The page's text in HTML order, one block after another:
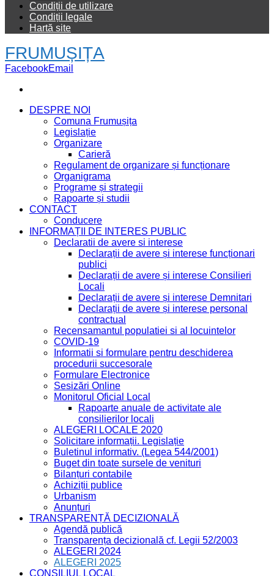
Condiții de utilizare
Condiții legale
Hartă site
FRUMUȘIȚA
FacebookEmail
DESPRE NOI
Comuna Frumușița
Legislație
Organizare
Carieră
Regulament de organizare și funcționare
Organigrama
Programe și strategii
Rapoarte și studii
CONTACT
Conducere
INFORMAȚII DE INTERES PUBLIC
Declaratii de avere si interese
Declarații de avere și interese funcționari
publici
Declarații de avere și interese Consilieri
Locali
Declarații de avere și interese Demnitari
Declarații de avere și interese personal
contractual
Recensamantul populatiei si al locuintelor
COVID-19
Informatii si formulare pentru deschiderea
procedurii succesorale
Formulare Electronice
Sesizări Online
Monitorul Oficial Local
Rapoarte anuale de activitate ale
consilierilor locali
ALEGERI LOCALE 2020
Solicitare informații. Legislație
Buletinul informativ. (Legea 544/2001)
Buget din toate sursele de venituri
Bilanțuri contabile
Achiziții publice
Urbanism
Anunțuri
TRANSPARENȚĂ DECIZIONALĂ
Agendă publică
Transparența decizională cf. Legii 52/2003
ALEGERI 2024
ALEGERI 2025
CONSILIUL LOCAL